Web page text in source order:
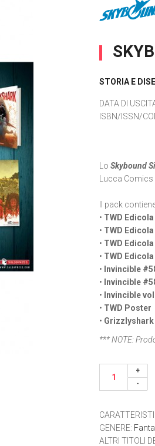
STORIA E
DATA DI
ISBN/ISSN/
LoSkybound
Lucca
Il pack
• TWD
• TWD
• TWD
• TWD
• Invincible
• Invincible
• Invincible
• TWD Poster
• Grizzlyshark
*** NOTE:
GENERE:
ALTRI TITOLI